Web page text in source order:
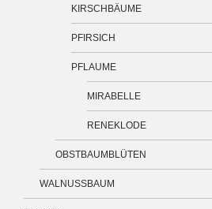
KIRSCHBÄUME
PFIRSICH
PFLAUME
MIRABELLE
RENEKLODE
OBSTBAUMBLÜTEN
WALNUSSBAUM